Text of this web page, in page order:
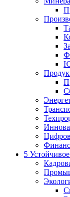
5